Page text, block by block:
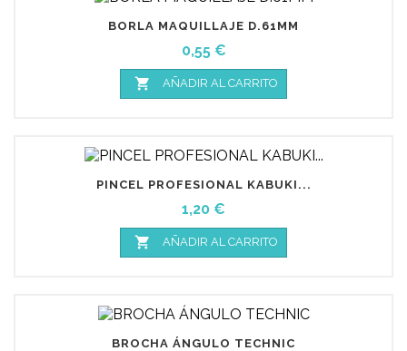
BORLA MAQUILLAJE D.61MM
Precio
0,55 €
 AÑADIR AL CARRITO
PINCEL PROFESIONAL KABUKI...
Precio
1,20 €
 AÑADIR AL CARRITO
BROCHA ÁNGULO TECHNIC